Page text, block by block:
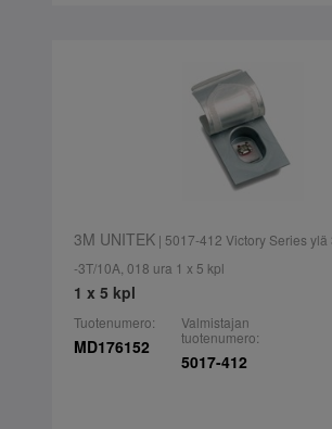
3M UNITEK| 5017-412 Victory Series ylä
-3T/10A, 018 ura 1 x 5 kpl
1 x 5 kpl
Tuotenumero:
MD176152
Valmistajan
tuotenumero:
5017-412